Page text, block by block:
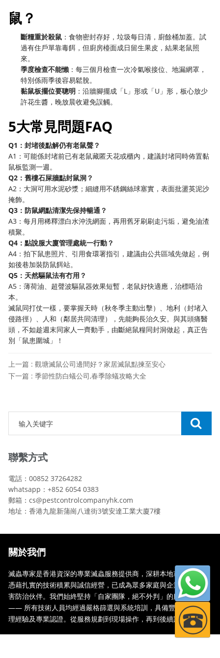
鼠？
斷糧重於殺鼠 ：食物密封存好，垃圾每日清，廚餘桶加蓋。試
過有住戶單靠毒餌，但廚房檯面成日留生果皮，結果老鼠照
來。
季度檢查不能懶 ：每三個月檢查一次冷氣喉接位、地漏網罩，
特別係雨季後容易鬆脫。
黏鼠板擺位要聰明 ：沿牆腳擺成「L」形或「U」形，板心放少
許花生醬，晚放晨收避免誤觸。
5大常見問題FAQ
Q1：封堵後點解仍有老鼠聲？
A1：可能係封堵前已有老鼠藏匿天花或櫃內，建議封堵同時佈置黏
鼠板監測一週。
Q2：舊樓石屎牆點封鼠洞？
A2：大洞可用水泥砂漿；細縫用不銹鋼絲球塞實，表面批盪英泥沙
掩飾。
Q3：防鼠網點清潔先保持暢通？
A3：每月用稀釋漂白水沖洗網面，再用舊牙刷刷走污垢，避免油渣
積聚。
Q4：點說服大廈管理處統一行動？
A4：拍下鼠患照片、引用食環署指引，建議由公共區域先做起，例
如後巷加裝防鼠餌站。
Q5：天然驅鼠法有冇用？
A5：薄荷油、超聲波驅鼠器效果短暫，老鼠好快適應，治標唔治
本。
滅鼠同打仗一樣，要掌握天時（秋冬季主動出擊）、地利（封堵入
侵路徑）、人和（鄰居共同清理），先能夠長治久安。與其頭痛醫
頭，不如趁週末同家人一齊動手，由斷絕鼠糧同封洞做起，真正告
別「鼠患圍城」！
上一篇 : 觀塘滅鼠公司邊間好？家居滅鼠點揀至安心
下一篇 : 季節性防白蟻公司,春季除蟻攻略大全
聯繫方式
電話：00852 37264282
whatsapp：+852 6054 0383
郵箱：cs@pestcontrolcompanyhk.com
地址：香港九龍新蒲崗八達街3號安達工業大廈7樓
關於我們
滅蟲專家是香港資深的專業滅蟲服務提供商，深耕本地市場多年，
憑藉扎實的技術積累與誠信經營，已成為眾多家庭與企業信賴的蟲
害防治伙伴。我們始終堅持「自家團隊，絕不外判」的服務承諾
—— 所有技術人員均經過嚴格篩選與系統培訓，具備豐富的現場處
理經驗及專業認證。從服務規劃到現場操作，再到後續跟蹤，全...